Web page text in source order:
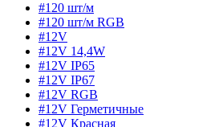
#120 шт/м
#120 шт/м RGB
#12V
#12V 14,4W
#12V IP65
#12V IP67
#12V RGB
#12V Герметичные
#12V Красная